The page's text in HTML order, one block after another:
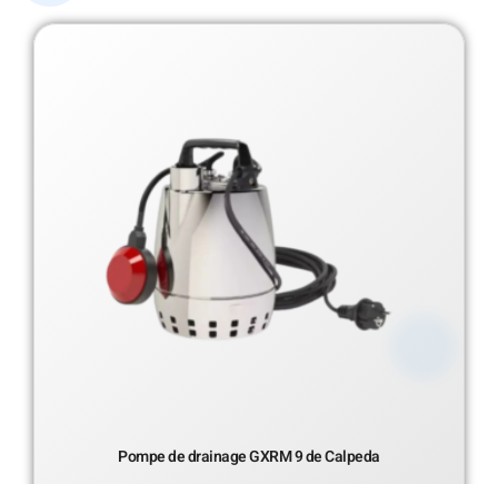
Pompe de drainage GXRM 9 de Calpeda